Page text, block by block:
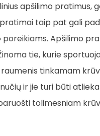
apšilimo pratimus,
taip pat gali
Apšilimo
tie, kurie
tinkamam
ir jie turi būti
tolimesniam